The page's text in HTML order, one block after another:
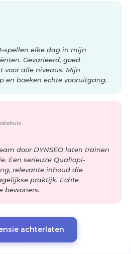
spellen elke dag in mijn
Gevarieerd, goed
voor alle niveaus. Mijn
en boeken echte vooruitgang.
door DYNSEO laten trainen
Een serieuze Qualiopi-
relevante inhoud die
praktijk. Echte
bewoners.
achterlaten